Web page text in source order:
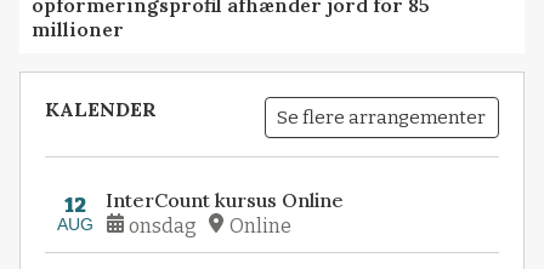
opformeringsprofil afhænder jord for 85
millioner
KALENDER Se flere arrangementer
12
AUG
InterCount kursus Online
onsdag Online